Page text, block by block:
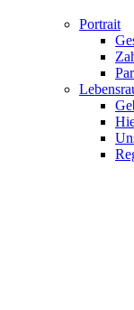
Portrait